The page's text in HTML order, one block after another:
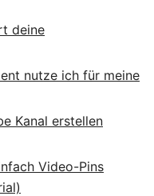
deine
nutze ich für meine
Kanal erstellen
Video-Pins